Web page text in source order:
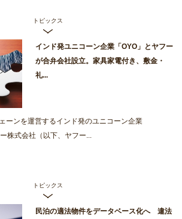
トピックス
インド発ユニコーン企業「OYO」とヤフー
が合弁会社設立。家具家電付き、敷金・
礼...
ーンを運営するインド発のユニコーン企業
株式会社（以下、ヤフー...
トピックス
民泊の適法物件をデータベース化へ 違法